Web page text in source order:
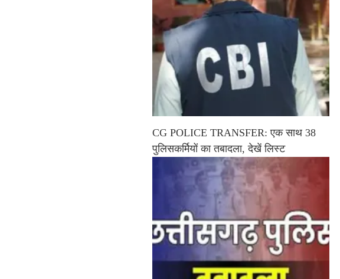
CG POLICE TRANSFER: एक साथ 38
पुलिसकर्मियों का तबादला, देखें लिस्ट